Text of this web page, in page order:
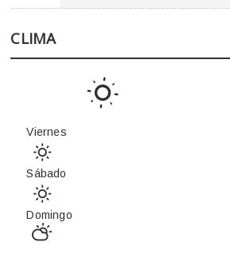
CLIMA
Viernes
Sábado
Domingo